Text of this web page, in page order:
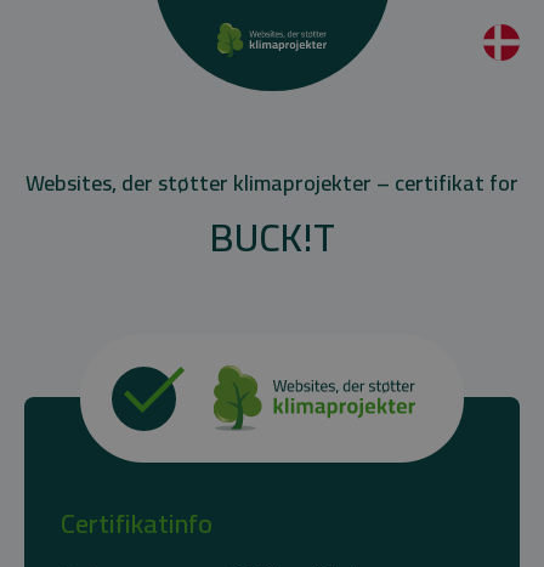
Websites, der støtter klimaprojekter – certifikat for
BUCK!T
Certifikatinfo